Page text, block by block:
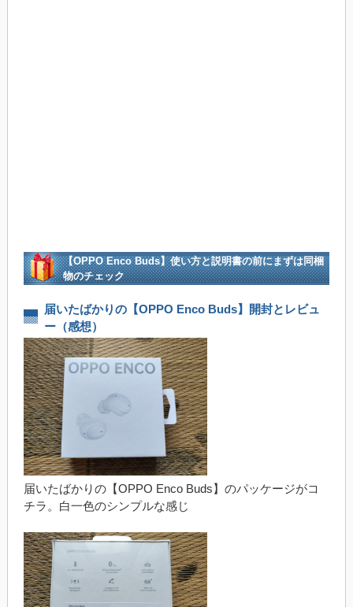
【OPPO Enco Buds】使い方と説明書の前にまずは同梱
物のチェック
届いたばかりの【OPPO Enco Buds】開封とレビュ
ー（感想）
届いたばかりの【OPPO Enco Buds】のパッケージがコ
チラ。白一色のシンプルな感じ